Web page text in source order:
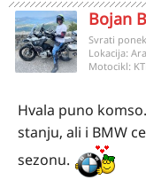
Bojan
Svrati
Lokacija:
Motocikl:
Hvala puno komso.
stanju, ali i BMW
sezonu.